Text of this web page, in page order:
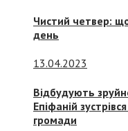
Чистий четвер:
день
13.04.2023
Відбудують
Епіфаній
громади